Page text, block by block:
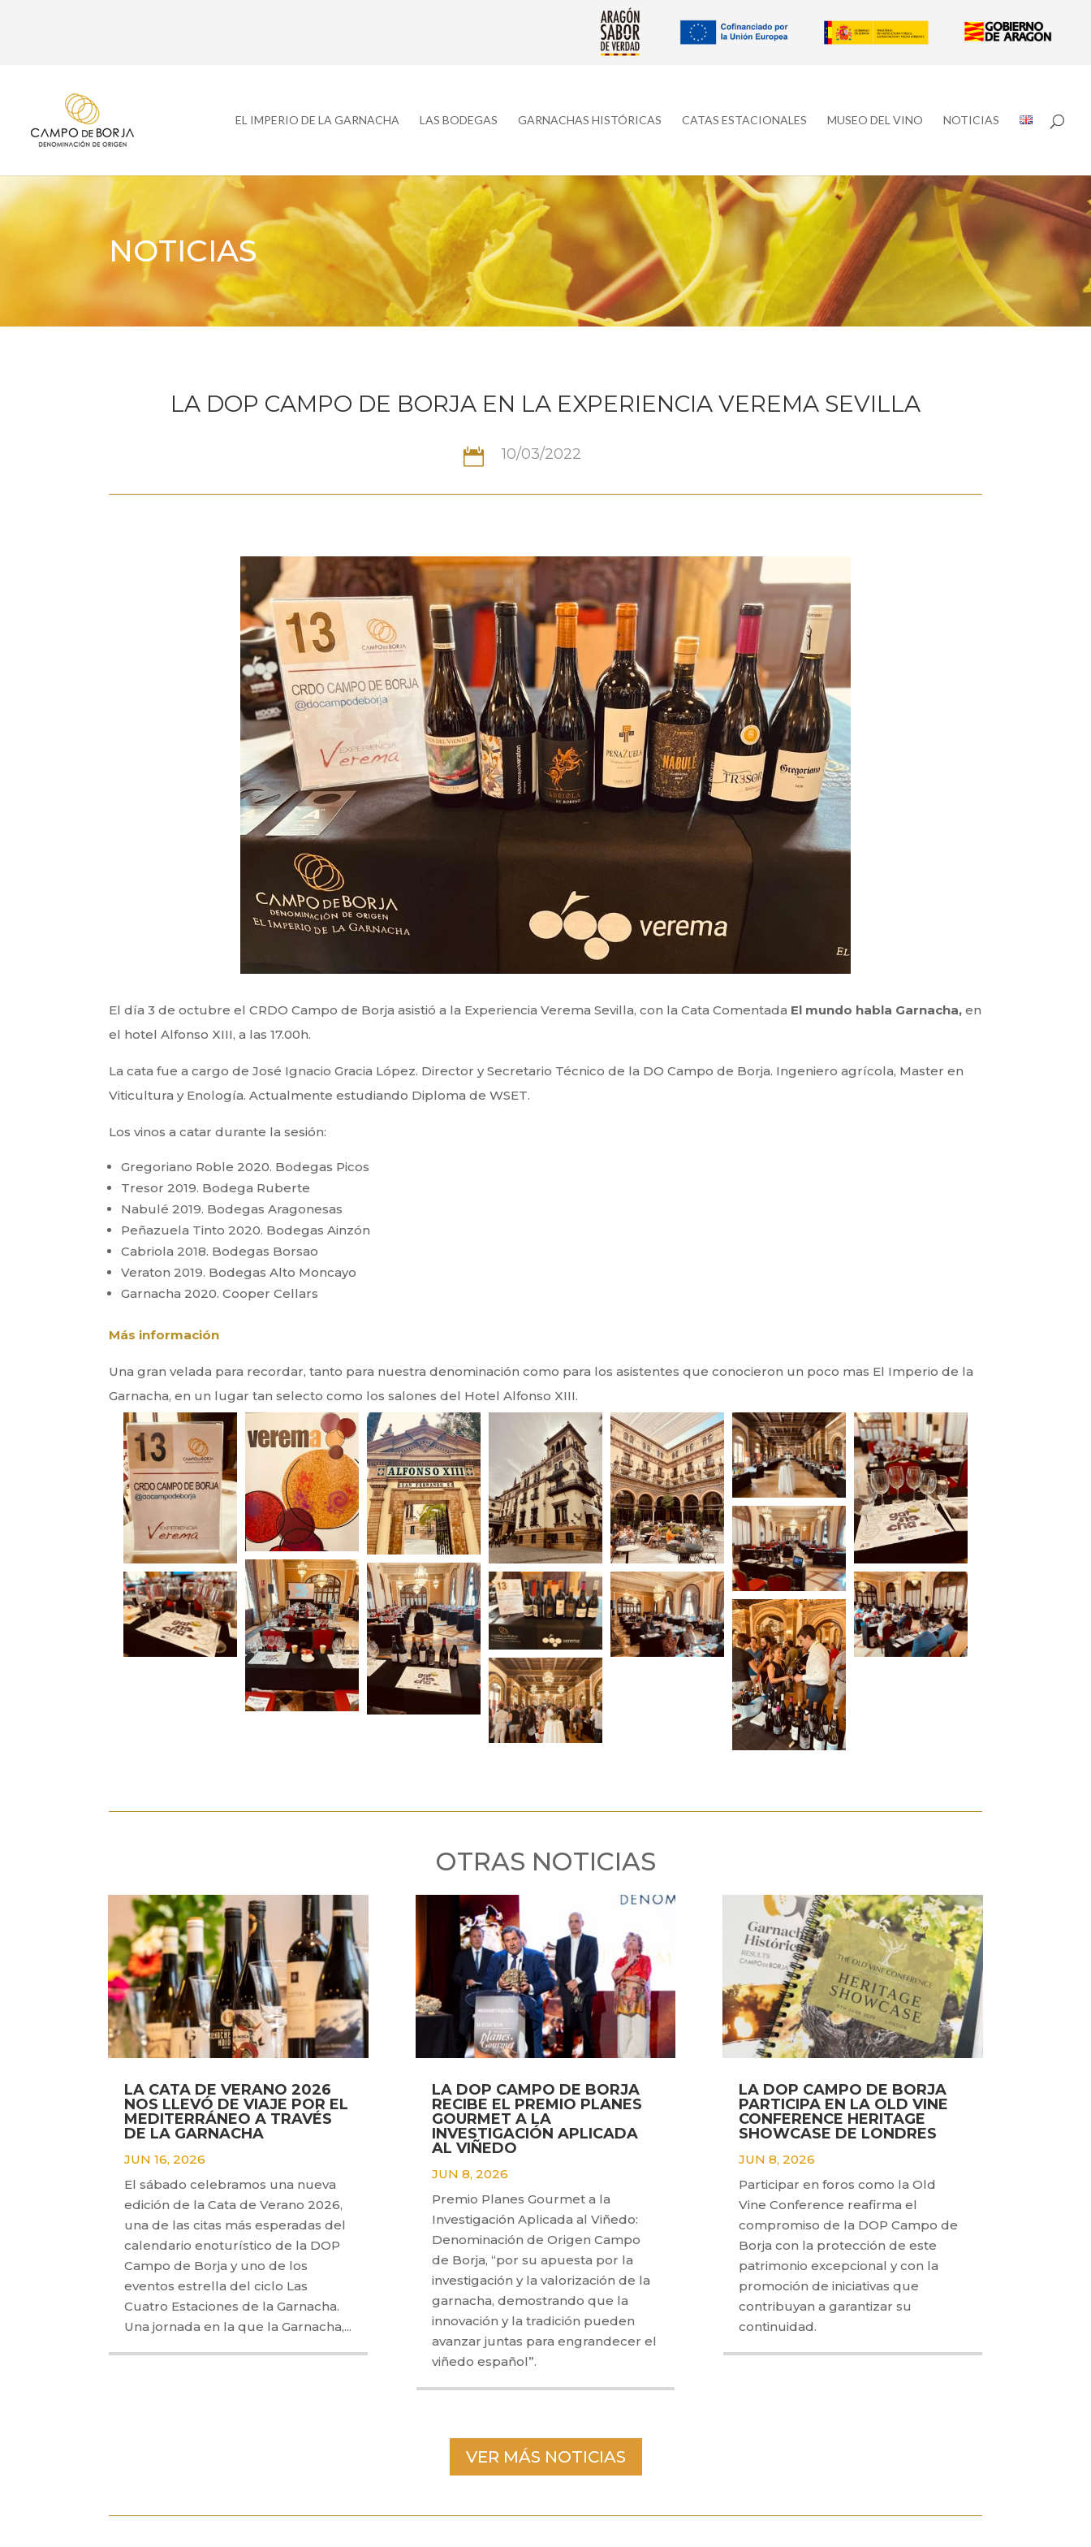
EL IMPERIO DE LA GARNACHA LAS BODEGAS GARNACHAS HISTÓRICAS CATAS ESTACIONALES MUSEO DEL VINO NOTICIAS
NOTICIAS
LA DOP CAMPO DE BORJA EN LA EXPERIENCIA VEREMA SEVILLA
 10/03/2022
El día 3 de octubre el CRDO Campo de Borja asistió a la Experiencia Verema Sevilla, con la Cata Comentada El mundo habla Garnacha,en
el hotel Alfonso XIII, a las 17.00h.
La cata fue a cargo de José Ignacio Gracia López. Director y Secretario Técnico de la DO Campo de Borja. Ingeniero agrícola, Master en
Viticultura y Enología. Actualmente estudiando Diploma de WSET.
Los vinos a catar durante la sesión:
Gregoriano Roble 2020. Bodegas Picos
Tresor 2019. Bodega Ruberte
Nabulé 2019. Bodegas Aragonesas
Peñazuela Tinto 2020. Bodegas Ainzón
Cabriola 2018. Bodegas Borsao
Veraton 2019. Bodegas Alto Moncayo
Garnacha 2020. Cooper Cellars
Más información
Una gran velada para recordar, tanto para nuestra denominación como para los asistentes que conocieron un poco mas El Imperio de la
Garnacha, en un lugar tan selecto como los salones del Hotel Alfonso XIII.
OTRAS NOTICIAS
LA CATA DE VERANO 2026
NOS LLEVÓ DE VIAJE POR EL
MEDITERRÁNEO A TRAVÉS
DE LA GARNACHA
JUN 16, 2026
El sábado celebramos una nueva
edición de la Cata de Verano 2026,
una de las citas más esperadas del
calendario enoturístico de la DOP
Campo de Borja y uno de los
eventos estrella del ciclo Las
Cuatro Estaciones de la Garnacha.
Una jornada en la que la Garnacha,...
LA DOP CAMPO DE BORJA
RECIBE EL PREMIO PLANES
GOURMET A LA
INVESTIGACIÓN APLICADA
AL VIÑEDO
JUN 8, 2026
Premio Planes Gourmet a la
Investigación Aplicada al Viñedo:
Denominación de Origen Campo
de Borja, “por su apuesta por la
investigación y la valorización de la
garnacha, demostrando que la
innovación y la tradición pueden
avanzar juntas para engrandecer el
viñedo español”.
LA DOP CAMPO DE BORJA
PARTICIPA EN LA OLD VINE
CONFERENCE HERITAGE
SHOWCASE DE LONDRES
JUN 8, 2026
Participar en foros como la Old
Vine Conference reafirma el
compromiso de la DOP Campo de
Borja con la protección de este
patrimonio excepcional y con la
promoción de iniciativas que
contribuyan a garantizar su
continuidad.
VER MÁS NOTICIAS